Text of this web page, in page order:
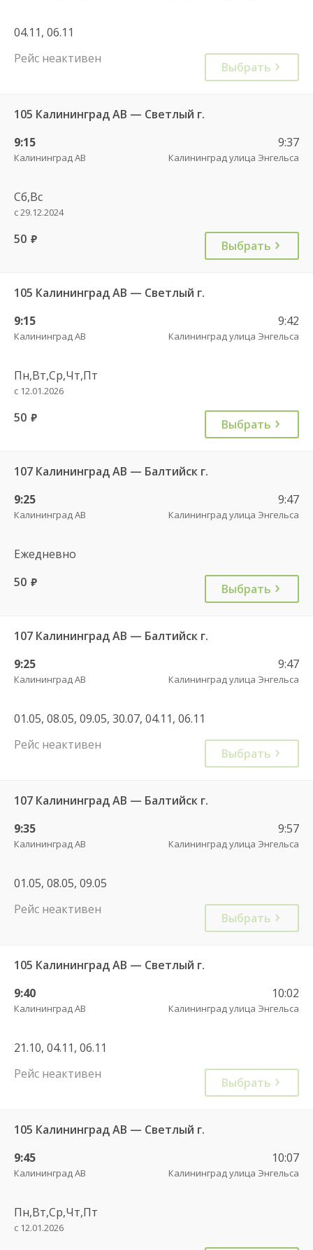
04.11, 06.11
Рейс неактивен
Выбрать
105 Калининград АВ — Светлый г.
9:15
Калининград АВ
9:37
Калининград улица Энгельса
Сб,Вс
с 29.12.2024
50 руб. Выбрать
105 Калининград АВ — Светлый г.
9:15
Калининград АВ
9:42
Калининград улица Энгельса
Пн,Вт,Ср,Чт,Пт
с 12.01.2026
50 руб. Выбрать
107 Калининград АВ — Балтийск г.
9:25
Калининград АВ
9:47
Калининград улица Энгельса
Ежедневно
50 руб. Выбрать
107 Калининград АВ — Балтийск г.
9:25
Калининград АВ
9:47
Калининград улица Энгельса
01.05, 08.05, 09.05, 30.07, 04.11, 06.11
Рейс неактивен
Выбрать
107 Калининград АВ — Балтийск г.
9:35
Калининград АВ
9:57
Калининград улица Энгельса
01.05, 08.05, 09.05
Рейс неактивен
Выбрать
105 Калининград АВ — Светлый г.
9:40
Калининград АВ
10:02
Калининград улица Энгельса
21.10, 04.11, 06.11
Рейс неактивен
Выбрать
105 Калининград АВ — Светлый г.
9:45
Калининград АВ
10:07
Калининград улица Энгельса
Пн,Вт,Ср,Чт,Пт
с 12.01.2026